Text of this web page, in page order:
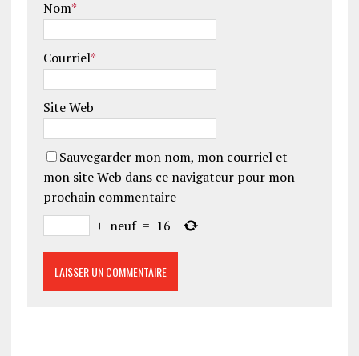
Nom*
Courriel*
Site Web
Sauvegarder mon nom, mon courriel et
mon site Web dans ce navigateur pour mon
prochain commentaire
+ neuf = 16